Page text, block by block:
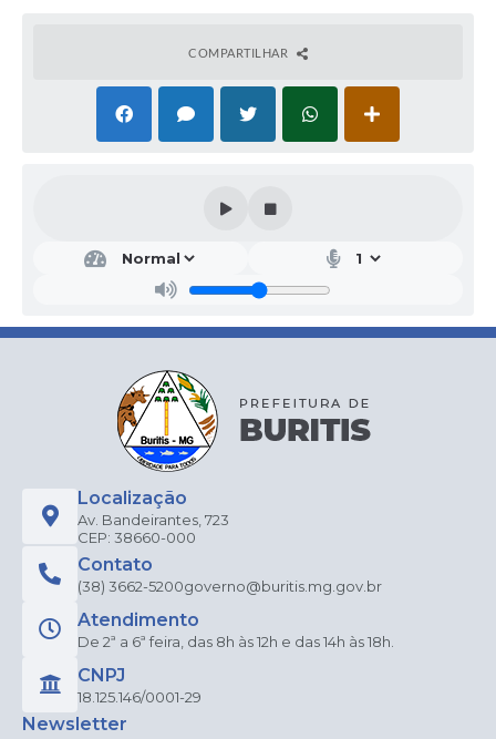
COMPARTILHAR
Localização
Av. Bandeirantes, 723
CEP: 38660-000
Contato
(38) 3662-5200governo@buritis.mg.gov.br
Atendimento
De 2ª a 6ª feira, das 8h às 12h e das 14h às 18h.
CNPJ
18.125.146/0001-29
Newsletter